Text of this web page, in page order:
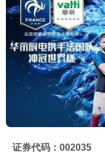
证券代码：